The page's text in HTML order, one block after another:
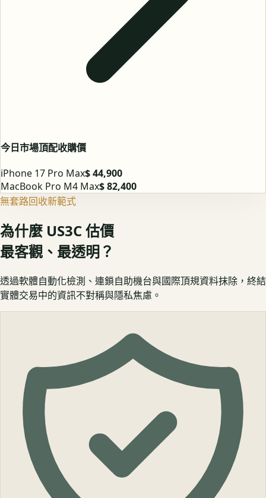
今日市場頂配收購價
iPhone 17 Pro Max$ 44,900
MacBook Pro M4 Max$ 82,400
無套路回收新範式
為什麼 US3C 估價
最客觀、最透明？
透過軟體自動化檢測、連鎖自助機台與國際頂規資料抹除，終結
實體交易中的資訊不對稱與隱私焦慮。